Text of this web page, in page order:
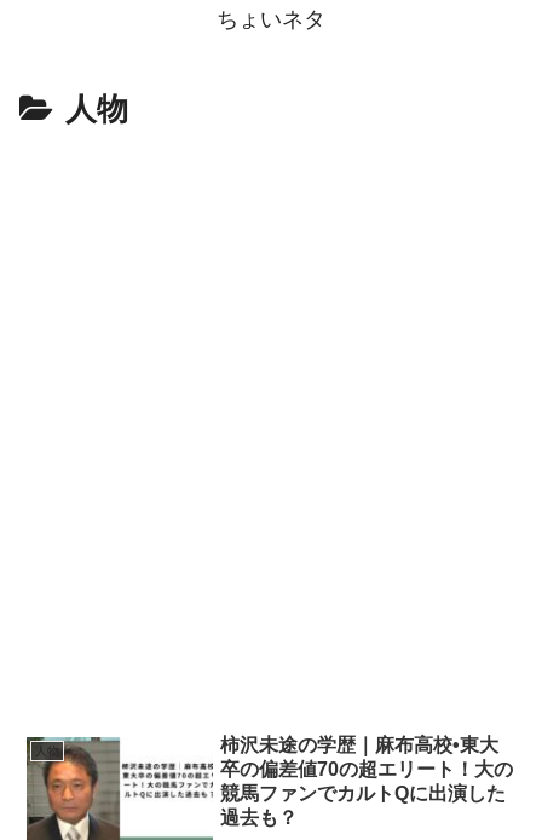
ちょいネタ
人物
人物
柿沢未途の学歴｜麻布高校•東大
卒の偏差値70の超エリート！大の
競馬ファンでカルトQに出演した
過去も？